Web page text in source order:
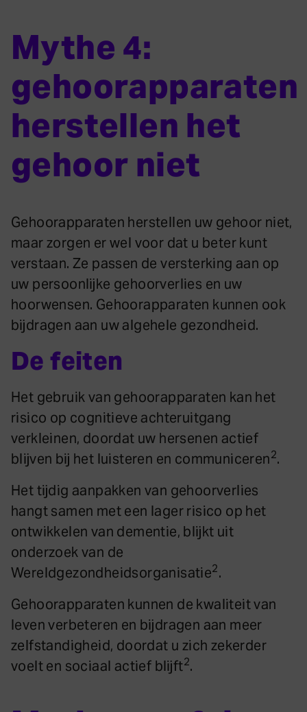
Mythe 4:
gehoorapparaten
herstellen het
gehoor niet
Gehoorapparaten herstellen uw gehoor niet,
maar zorgen er wel voor dat u beter kunt
verstaan. Ze passen de versterking aan op
uw persoonlijke gehoorverlies en uw
hoorwensen. Gehoorapparaten kunnen ook
bijdragen aan uw algehele gezondheid.
De feiten
Het gebruik van gehoorapparaten kan het
risico op cognitieve achteruitgang
verkleinen, doordat uw hersenen actief
blijven bij het luisteren en communiceren2.
Het tijdig aanpakken van gehoorverlies
hangt samen met een lager risico op het
ontwikkelen van dementie, blijkt uit
onderzoek van de
Wereldgezondheidsorganisatie2.
Gehoorapparaten kunnen de kwaliteit van
leven verbeteren en bijdragen aan meer
zelfstandigheid, doordat u zich zekerder
voelt en sociaal actief blijft2.